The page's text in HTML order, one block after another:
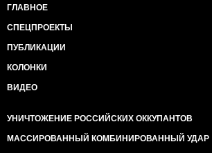
ГЛАВНОЕ
СПЕЦПРОЕКТЫ
ПУБЛИКАЦИИ
КОЛОНКИ
ВИДЕО
УНИЧТОЖЕНИЕ РОССИЙСКИХ ОККУПАНТОВ
МАССИРОВАННЫЙ КОМБИНИРОВАННЫЙ УДАР